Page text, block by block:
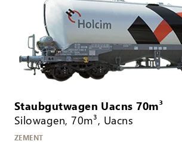
Staubgutwagen Uacns 70m³
Silowagen, 70m³, Uacns
ZEMENT